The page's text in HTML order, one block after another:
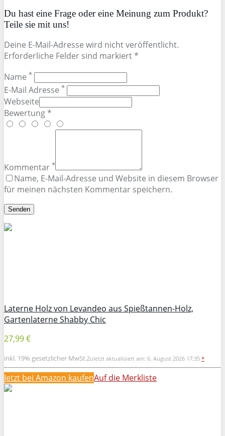
Du hast eine Frage oder eine Meinung zum Produkt?
Teile sie mit uns!
Deine E-Mail-Adresse wird nicht veröffentlicht.
Erforderliche Felder sind markiert *
Name *
E-Mail Adresse *
Webseite
Bewertung *
Kommentar *
Name, E-Mail-Adresse und Website in diesem Browser
für meinen nächsten Kommentar speichern.
Laterne Holz von Levandeo aus Spießtannen-Holz,
Gartenlaterne Shabby Chic
27,99 €
inkl. 19% gesetzlicher MwSt.Zuletzt aktualisiert am: 6. August 2026 17:35 *
Jetzt bei Amazon kaufenAuf die Merkliste